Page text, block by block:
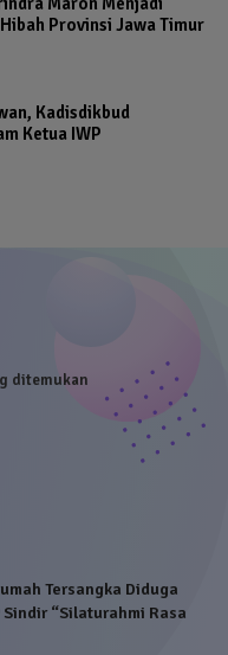
Provinsi Jawa Timur
Kadisdikbud
Ketua IWP
ditemukan
Tersangka Diduga
“Silaturahmi Rasa